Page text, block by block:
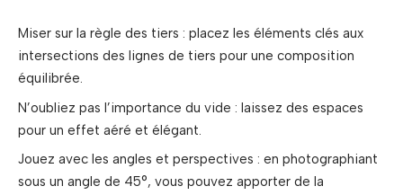
Miser sur la règle des tiers : placez les éléments clés aux
intersections des lignes de tiers pour une composition
équilibrée.
N’oubliez pas l’importance du vide : laissez des espaces
pour un effet aéré et élégant.
Jouez avec les angles et perspectives : en photographiant
sous un angle de 45°, vous pouvez apporter de la